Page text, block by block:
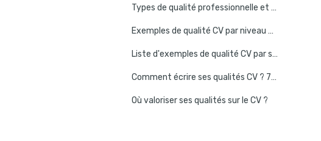
Types de qualité professionnelle et personnelle dans un CV
Exemples de qualité CV par niveau d’expérience
Liste d'exemples de qualité CV par secteur ou profession
Comment écrire ses qualités CV ? 7 conseils clés
Où valoriser ses qualités sur le CV ?